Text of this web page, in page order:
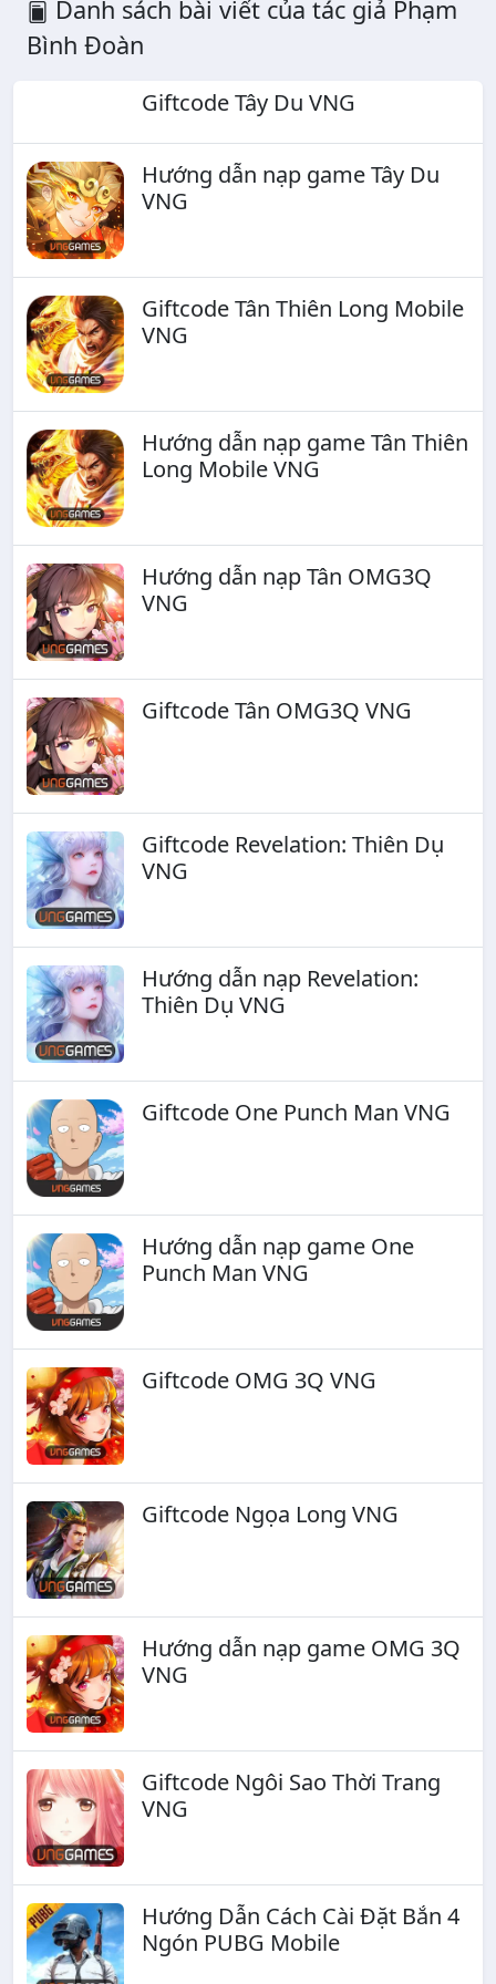
Danh sách bài viết của tác giả Phạm
Bình Đoàn
Giftcode Tây Du VNG
Hướng dẫn nạp game Tây Du
VNG
Giftcode Tân Thiên Long Mobile
VNG
Hướng dẫn nạp game Tân Thiên
Long Mobile VNG
Hướng dẫn nạp Tân OMG3Q
VNG
Giftcode Tân OMG3Q VNG
Giftcode Revelation: Thiên Dụ
VNG
Hướng dẫn nạp Revelation:
Thiên Dụ VNG
Giftcode One Punch Man VNG
Hướng dẫn nạp game One
Punch Man VNG
Giftcode OMG 3Q VNG
Giftcode Ngọa Long VNG
Hướng dẫn nạp game OMG 3Q
VNG
Giftcode Ngôi Sao Thời Trang
VNG
Hướng Dẫn Cách Cài Đặt Bắn 4
Ngón PUBG Mobile